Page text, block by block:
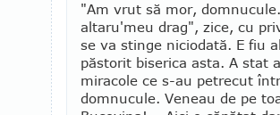
"Am vrut să mor,
altaru'meu drag", zice, cu
se va stinge niciodată. E fiu
păstorit biserica asta. A stat
miracole ce s-au petrecut
domnucule. Veneau de pe